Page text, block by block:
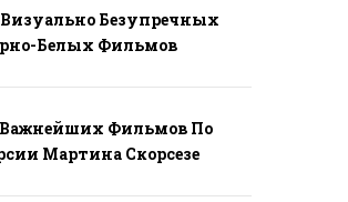
Визуально Безупречных
Белых Фильмов
Важнейших Фильмов По
Мартина Скорсезе